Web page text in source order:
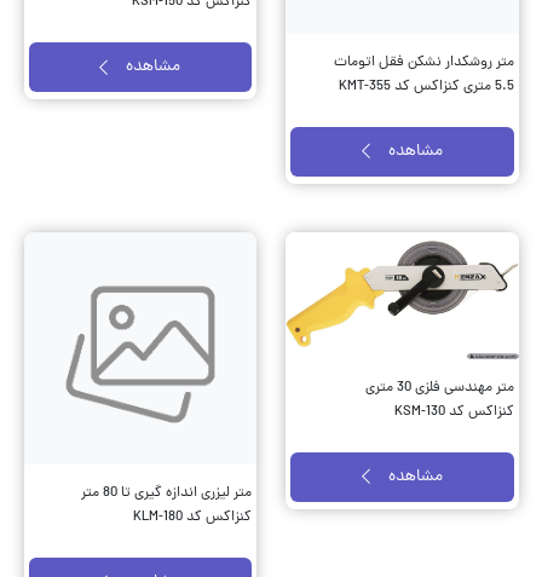
متر روشکدار نشکن فقل اتومات
5.5 متری کنزاکس کد KMT-355
مشاهده
مشاهده
متر مهندسی فلزی 30 متری
کنزاکس کد KSM-130
مشاهده
متر لیزری اندازه گیری تا 80 متر
کنزاکس کد KLM-180